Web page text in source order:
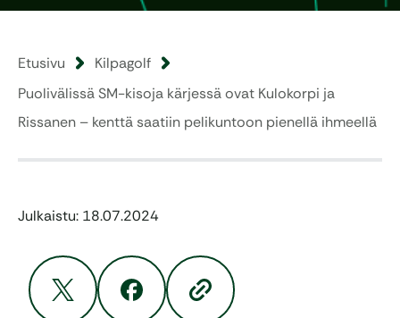
Etusivu
Kilpagolf
Puolivälissä SM-kisoja kärjessä ovat Kulokorpi ja
Rissanen – kenttä saatiin pelikuntoon pienellä ihmeellä
Julkaistu: 18.07.2024